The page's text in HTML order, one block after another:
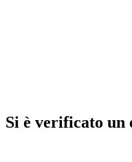
Si è verificato